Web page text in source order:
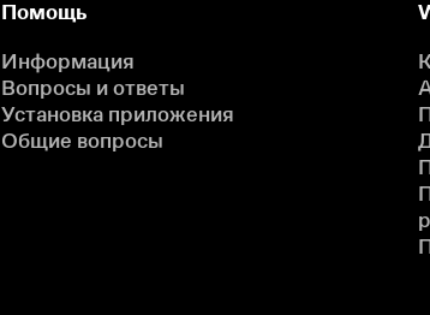
Помощь
Информация
Вопросы и ответы
Установка приложения
Общие вопросы